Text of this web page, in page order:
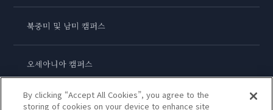
북중미 및 남미 캠퍼스
오세아니아 캠퍼스
아시아 캠퍼스
By clicking “Accept All Cookies”, you agree to the
storing of cookies on your device to enhance site